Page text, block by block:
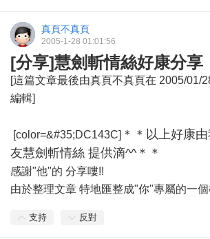
真頁不真頁
2005-1-28 01:01:56
[分享]慧劍斬情絲好康分享
[這篇文章最後由真頁不真頁在 2005/01/
編輯]
[color=&#35;DC143C] ＊＊以上好康
友慧劍斬情絲 提供滴^^＊＊
感謝"他"的 分享嘍!!
由於整理文章 特地匯整成"你"專屬的一
支持 反對